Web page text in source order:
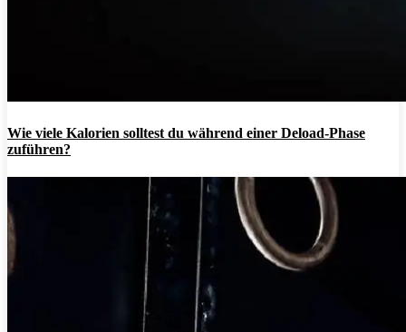
Wie viele Kalorien solltest du während einer Deload-Phase
zuführen?